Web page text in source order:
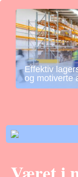
Effektiv
og motiverte